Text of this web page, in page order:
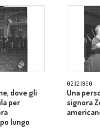
dove gli
per
lungo
02.12.1960
Una
signora